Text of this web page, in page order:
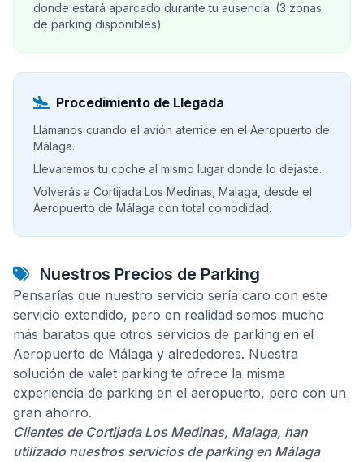
donde estará aparcado durante tu ausencia. (3 zonas
de parking disponibles)
Procedimiento de Llegada
Llámanos cuando el avión aterrice en el Aeropuerto de
Málaga.
Llevaremos tu coche al mismo lugar donde lo dejaste.
Volverás a Cortijada Los Medinas, Malaga, desde el
Aeropuerto de Málaga con total comodidad.
Nuestros Precios de Parking
Pensarías que nuestro servicio sería caro con este
servicio extendido, pero en realidad somos mucho
más baratos que otros servicios de parking en el
Aeropuerto de Málaga y alrededores. Nuestra
solución de valet parking te ofrece la misma
experiencia de parking en el aeropuerto, pero con un
gran ahorro.
Clientes de Cortijada Los Medinas, Malaga, han
utilizado nuestros servicios de parking en Málaga